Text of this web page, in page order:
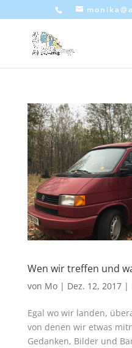
Wen wir treffen und
von Mo| Dez. 12, 2017|
Egal wo wir landen,
von denen wir etwas
Gedanken, Bilder und